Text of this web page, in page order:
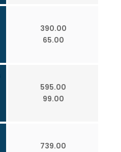
390.00
65.00
595.00
99.00
739.00